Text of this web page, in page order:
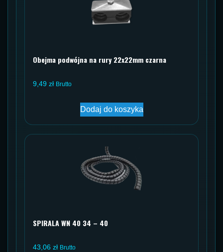
Obejma podwójna na rury 22x22mm czarna
9,49 zł Brutto
Dodaj do koszyka
SPIRALA WN 40 34 – 40
43,06 zł Brutto